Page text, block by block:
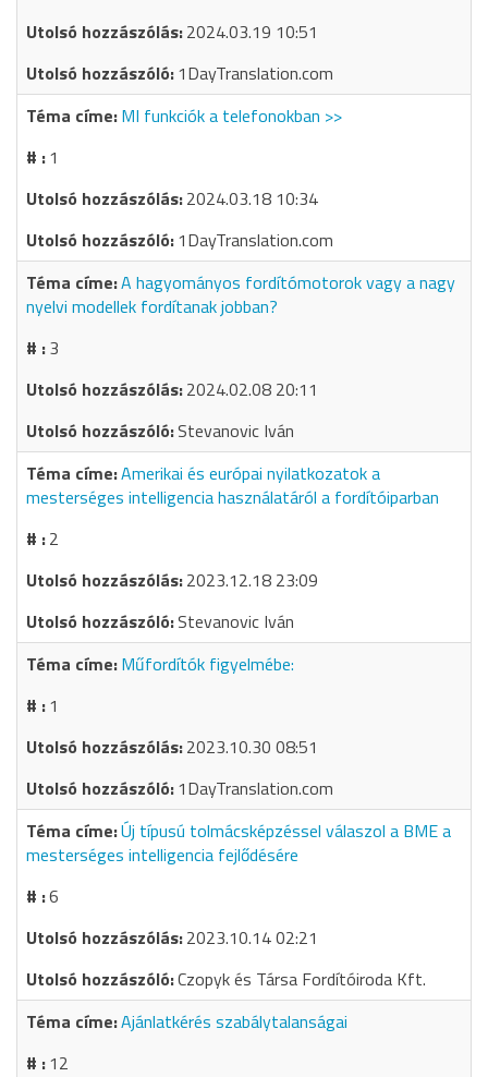
2024.03.19 10:51
1DayTranslation.com
MI funkciók a telefonokban >>
1
2024.03.18 10:34
1DayTranslation.com
A hagyományos fordítómotorok vagy a nagy
nyelvi modellek fordítanak jobban?
3
2024.02.08 20:11
Stevanovic Iván
Amerikai és európai nyilatkozatok a
mesterséges intelligencia használatáról a fordítóiparban
2
2023.12.18 23:09
Stevanovic Iván
Műfordítók figyelmébe:
1
2023.10.30 08:51
1DayTranslation.com
Új típusú tolmácsképzéssel válaszol a BME a
mesterséges intelligencia fejlődésére
6
2023.10.14 02:21
Czopyk és Társa Fordítóiroda Kft.
Ajánlatkérés szabálytalanságai
12